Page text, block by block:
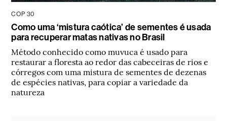
COP 30
Como uma ‘mistura caótica’ de sementes é usada
para recuperar matas nativas no Brasil
Método conhecido como muvuca é usado para
restaurar a floresta ao redor das cabeceiras de rios e
córregos com uma mistura de sementes de dezenas
de espécies nativas, para copiar a variedade da
natureza